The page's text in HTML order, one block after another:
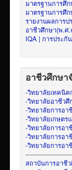
มาตรฐานการศึ
มาตรฐานการศึ
รายงานผลการ
อาชีวศึกษา(พ.
IQA | การประ
อาชีวศึกษา
-วิทยาลัยเทคนิ
-วิทยาลัยอาชีว
-วิทยาลัยการอ
-วิทยาลัยเกษตร
-วิทยาลัยการอ
-วิทยาลัยการอ
-วิทยาลัยการอ
-
สถาบันการอาชี